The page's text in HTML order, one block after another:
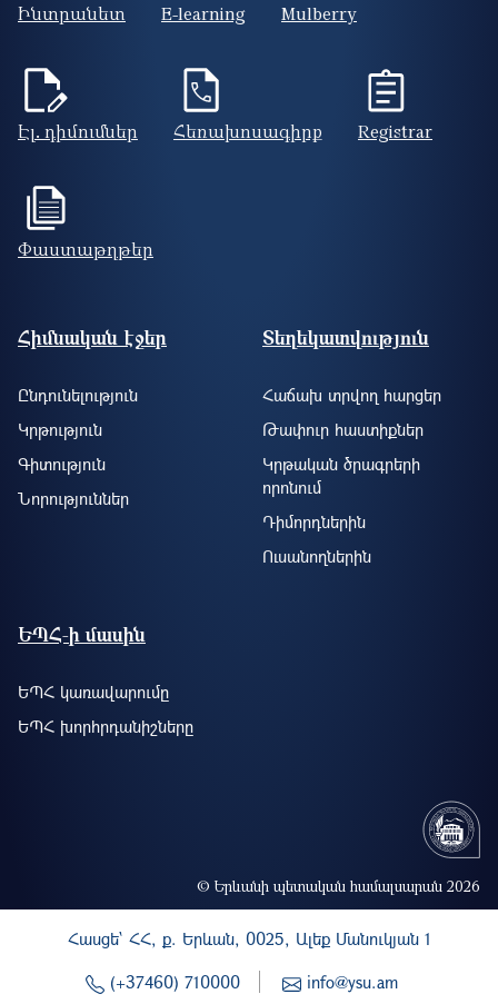
Ինտրանետ E-learning Mulberry
Էլ. դիմումներ Հեռախոսագիրք Registrar
Փաստաթղթեր
Footer site information
Հիմնական էջեր
Ընդունելություն
Կրթություն
Գիտություն
Նորություններ
Տեղեկատվություն
Հաճախ տրվող հարցեր
Թափուր հաստիքներ
Կրթական ծրագրերի
որոնում
Դիմորդներին
Ուսանողներին
ԵՊՀ-ի մասին
ԵՊՀ կառավարումը
ԵՊՀ խորհրդանիշները
© Երևանի պետական համալսարան 2026
Հասցե` ՀՀ, ք. Երևան, 0025, Ալեք Մանուկյան 1
(+37460) 710000
info@ysu.am